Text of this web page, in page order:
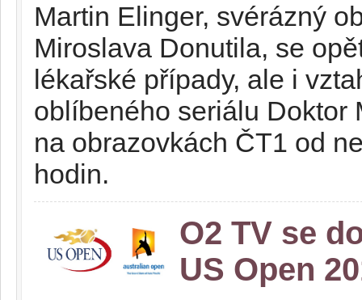
Martin Elinger, svérázný
Miroslava Donutila, se
lékařské případy, ale i
oblíbeného seriálu Doktor
na obrazovkách ČT1 od
hodin.
O2 TV se
US Open